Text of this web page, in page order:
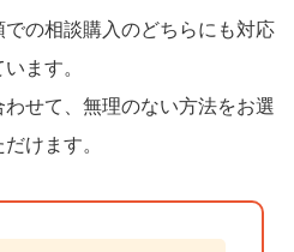
の相談購入のどちらにも対応
います。
せて、無理のない方法をお選
けます。